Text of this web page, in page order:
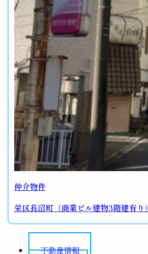
仲介物件
栄区長沼町（商業ビル建物3階建有り）
不動産情報